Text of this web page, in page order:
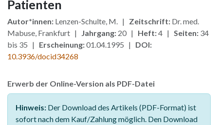
Patienten
Autor*innen: Lenzen-Schulte, M. | Zeitschrift: Dr. med.
Mabuse, Frankfurt | Jahrgang: 20 | Heft:4 | Seiten: 34
bis 35 | Erscheinung:01.04.1995 | DOI:
10.3936/docid34268
Erwerb der Online-Version als PDF-Datei
Hinweis: Der Download des Artikels (PDF-Format) ist
sofort nach dem Kauf/Zahlung möglich. Den Download